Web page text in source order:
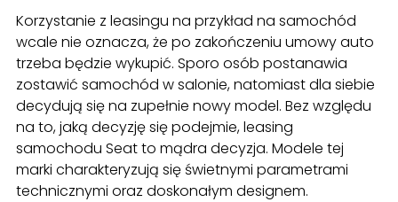
Korzystanie z leasingu na przykład na samochód
wcale nie oznacza, że po zakończeniu umowy auto
trzeba będzie wykupić. Sporo osób postanawia
zostawić samochód w salonie, natomiast dla siebie
decydują się na zupełnie nowy model. Bez względu
na to, jaką decyzję się podejmie, leasing
samochodu Seat to mądra decyzja. Modele tej
marki charakteryzują się świetnymi parametrami
technicznymi oraz doskonałym designem.